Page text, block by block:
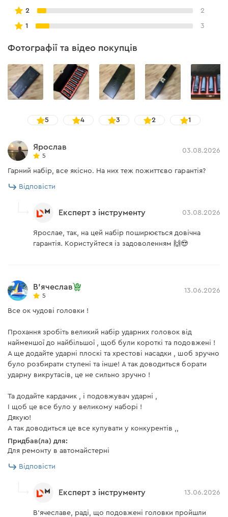
2 2
1 3
Фотографії та відео покупців
5 4 3 2 1
Ярослав
5
03.08.2026
Гарний набір, все якісно. На них теж пожиттєво гарантія?
Відповісти
Експерт з інструменту 03.08.2026
Ярослае, так, на цей набір поширюється довічна
гарантія. Користуйтеся із задоволенням 🙌😍
В'ячеслав
5
13.06.2026
Все ок чудові головки !
Прохання зробіть великий набір ударних головок від
найменшої до найбільшої , щоб були короткі та подовжені !
А ще додайте ударні плоскі та хрестові насадки , шоб зручно
було розбирати ступені та інше! А так доводиться борати
ударну викрутасів, це не сильно зручно !
Та додайте кардачик , і подовжувач ударні ,
І щоб це все було у великому наборі !
Дякую!
А так доводиться це все купувати у конкурентів ,,
Придбав(ла) для:
Для ремонту в автомайстерні
Відповісти
Експерт з інструменту 13.06.2026
В’ячеславе, раді, що подовжені головки пройшли